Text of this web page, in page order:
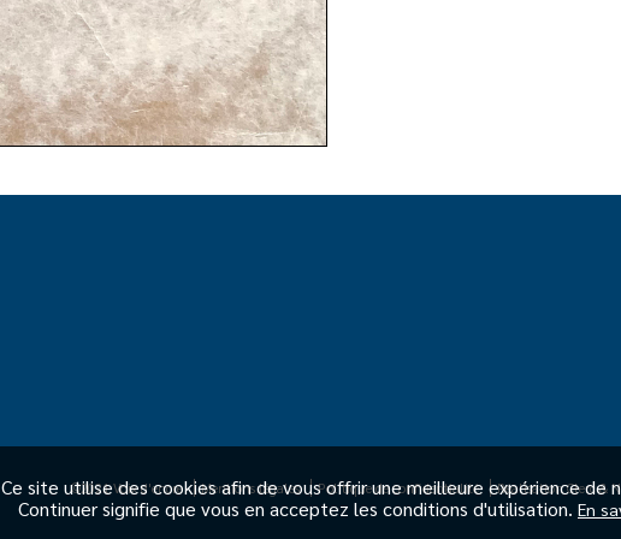
©2021 Voix d'encre Mentions légales Politique de confidentialité Réalisation Clerc &
Ce site utilise des cookies afin de vous offrir une meilleure expérience de
Continuer signifie que vous en acceptez les conditions d'utilisation. En